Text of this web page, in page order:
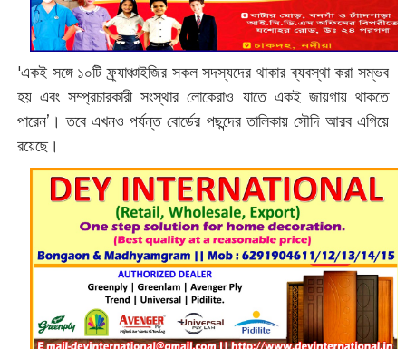
'‌একই সঙ্গে ১০টি ফ্র্যাঞ্চাইজির সকল সদস্যদের থাকার ব্যবস্থা করা সম্ভব
হয় এবং সম্প্রচারকারী সংস্থার লোকেরাও যাতে একই জায়গায় থাকতে
পারেন’। তবে এখনও পর্যন্ত বোর্ডের পছন্দের তালিকায় সৌদি আরব এগিয়ে
রয়েছে।